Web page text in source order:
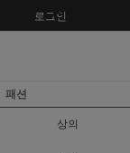
로그인
패션
상의